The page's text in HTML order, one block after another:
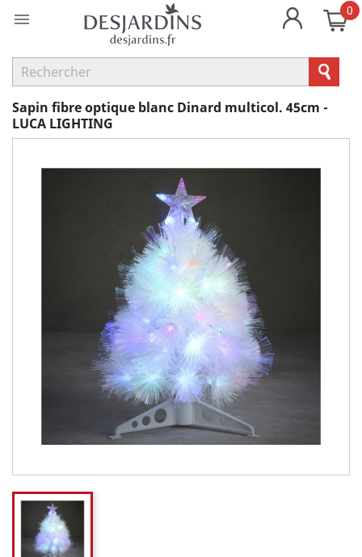
 0
Sapin fibre optique blanc Dinard multicol. 45cm -
LUCA LIGHTING